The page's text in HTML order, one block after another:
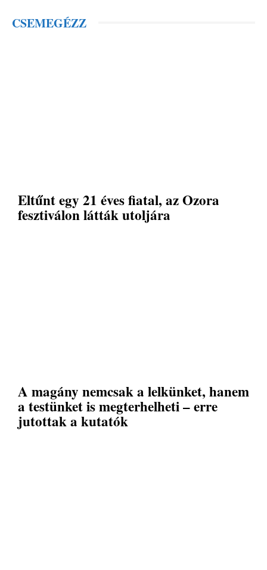
CSEMEGÉZZ
Eltűnt egy 21 éves fiatal, az Ozora
fesztiválon látták utoljára
A magány nemcsak a lelkünket, hanem
a testünket is megterhelheti – erre
jutottak a kutatók